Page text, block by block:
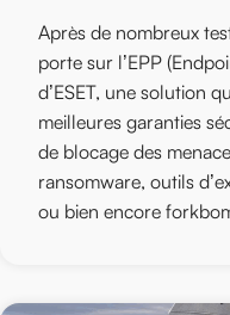
Après de nombreux
porte sur l’EPP
d’ESET, une solution
meilleures garanties
de blocage des
ransomware, outils
ou bien encore